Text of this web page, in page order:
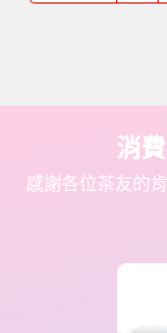
消
感謝各位茶友的